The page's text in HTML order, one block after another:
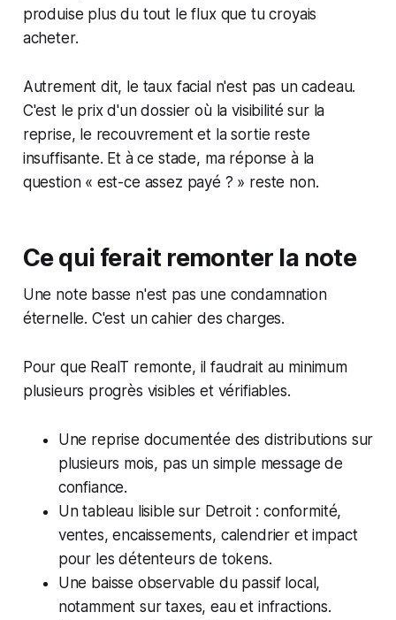
produise plus du tout le flux que tu croyais
acheter.
Autrement dit, le taux facial n'est pas un cadeau.
C'est le prix d'un dossier où la visibilité sur la
reprise, le recouvrement et la sortie reste
insuffisante. Et à ce stade, ma réponse à la
question « est-ce assez payé ? » reste non.
Ce qui ferait remonter la note
Une note basse n'est pas une condamnation
éternelle. C'est un cahier des charges.
Pour que RealT remonte, il faudrait au minimum
plusieurs progrès visibles et vérifiables.
Une reprise documentée des distributions sur
plusieurs mois, pas un simple message de
confiance.
Un tableau lisible sur Detroit : conformité,
ventes, encaissements, calendrier et impact
pour les détenteurs de tokens.
Une baisse observable du passif local,
notamment sur taxes, eau et infractions.